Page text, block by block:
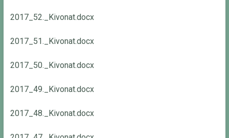
2017_52._Kivonat.docx
2017_51._Kivonat.docx
2017_50._Kivonat.docx
2017_49._Kivonat.docx
2017_48._Kivonat.docx